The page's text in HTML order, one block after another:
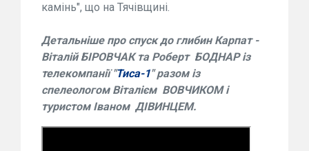
камінь", що на Тячівщині.
Детальніше про спуск до глибин Карпат -
Віталій БІРОВЧАК та Роберт БОДНАР із
телекомпанії "Тиса-1" разом із
спелеологом Віталієм ВОВЧИКОМ і
туристом Іваном ДІВИНЦЕМ.